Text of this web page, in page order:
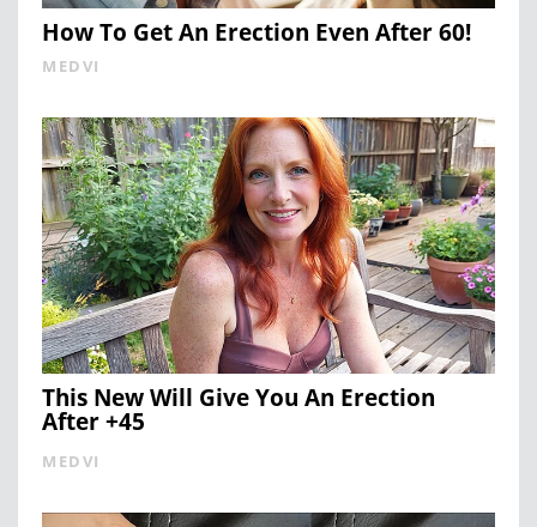
How To Get An Erection Even After 60!
MEDVI
This New Will Give You An Erection
After +45
MEDVI